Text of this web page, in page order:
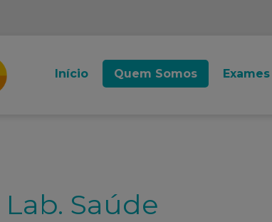
Início Quem Somos Exames
Saúde